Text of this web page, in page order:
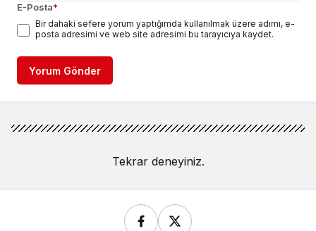
E-Posta*
Bir dahaki sefere yorum yaptığımda kullanılmak üzere adımı, e-
posta adresimi ve web site adresimi bu tarayıcıya kaydet.
Yorum Gönder
Tekrar deneyiniz.